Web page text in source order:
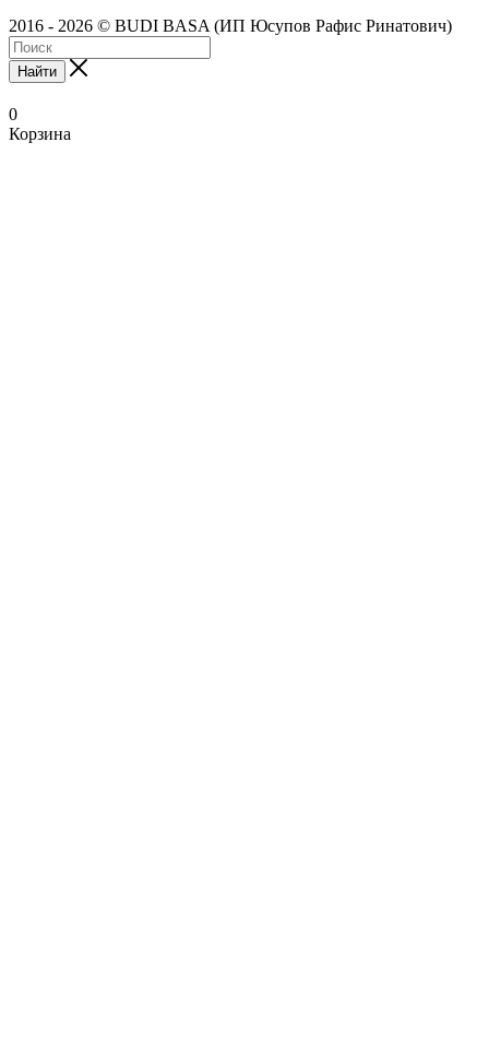
2016 - 2026 © BUDI BASA (ИП Юсупов Рафис Ринатович)
Найти
0
Корзина